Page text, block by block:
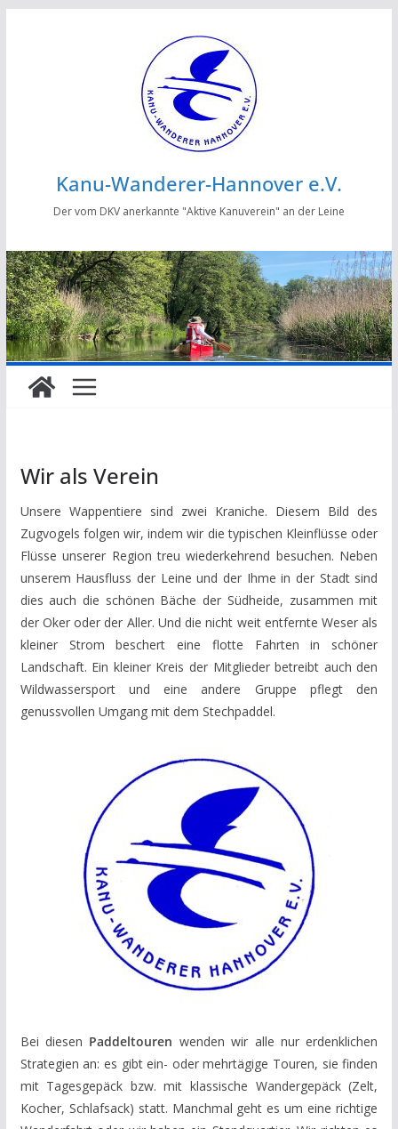
Kanu-Wanderer-Hannover e.V.
Der vom DKV anerkannte "Aktive Kanuverein" an der Leine
Wir als Verein
Unsere Wappentiere sind zwei Kraniche. Diesem Bild des
Zugvogels folgen wir, indem wir die typischen Kleinflüsse oder
Flüsse unserer Region treu wiederkehrend besuchen. Neben
unserem Hausfluss der Leine und der Ihme in der Stadt sind
dies auch die schönen Bäche der Südheide, zusammen mit
der Oker oder der Aller. Und die nicht weit entfernte Weser als
kleiner Strom beschert eine flotte Fahrten in schöner
Landschaft. Ein kleiner Kreis der Mitglieder betreibt auch den
Wildwassersport und eine andere Gruppe pflegt den
genussvollen Umgang mit dem Stechpaddel.
Bei diesen Paddeltouren wenden wir alle nur erdenklichen
Strategien an: es gibt ein- oder mehrtägige Touren, sie finden
mit Tagesgepäck bzw. mit klassische Wandergepäck (Zelt,
Kocher, Schlafsack) statt. Manchmal geht es um eine richtige